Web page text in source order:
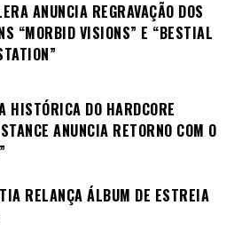
ANUNCIA REGRAVAÇÃO DOS
“MORBID VISIONS” E “BESTIAL
HISTÓRICA DO HARDCORE
ANUNCIA RETORNO COM O
RELANÇA ÁLBUM DE ESTREIA